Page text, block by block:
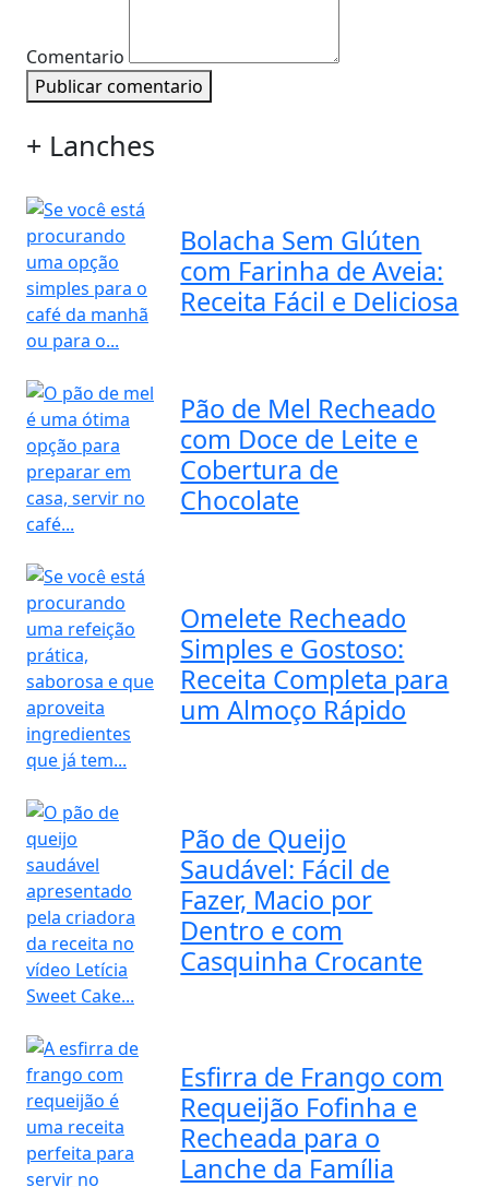
Comentario
Publicar comentario
+ Lanches
Bolacha Sem Glúten
com Farinha de Aveia:
Receita Fácil e Deliciosa
Pão de Mel Recheado
com Doce de Leite e
Cobertura de
Chocolate
Omelete Recheado
Simples e Gostoso:
Receita Completa para
um Almoço Rápido
Pão de Queijo
Saudável: Fácil de
Fazer, Macio por
Dentro e com
Casquinha Crocante
Esfirra de Frango com
Requeijão Fofinha e
Recheada para o
Lanche da Família